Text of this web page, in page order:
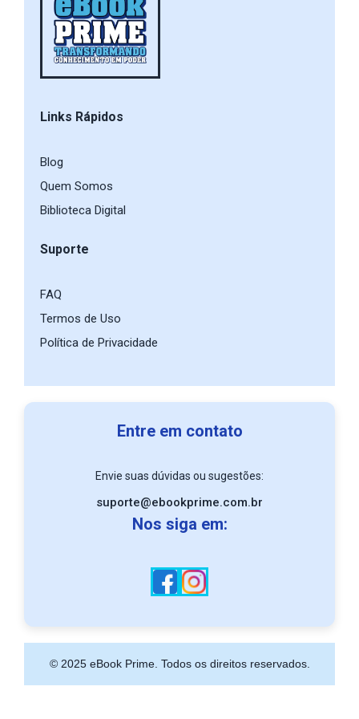
Links Rápidos
Blog
Quem Somos
Biblioteca Digital
Suporte
FAQ
Termos de Uso
Política de Privacidade
Entre em contato
Envie suas dúvidas ou sugestões:
suporte@ebookprime.com.br
Nos siga em:
© 2025 eBook Prime. Todos os direitos reservados.